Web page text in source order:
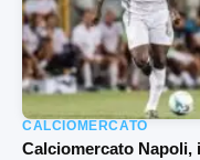
CALCIOMERCATO
Calciomercato Napoli,